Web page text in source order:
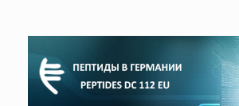
содержанию